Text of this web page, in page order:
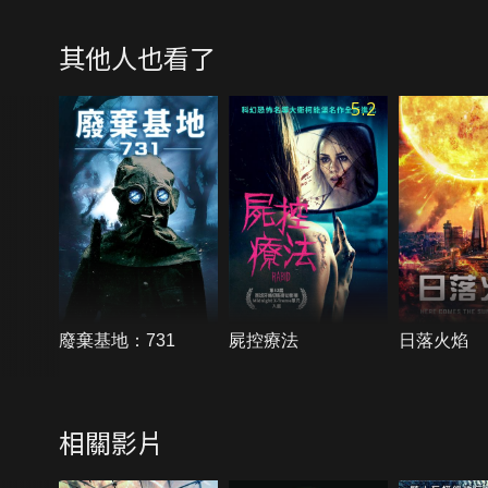
其他人也看了
廢棄基地：731
5.2
屍控療法 日落火焰
相關影片